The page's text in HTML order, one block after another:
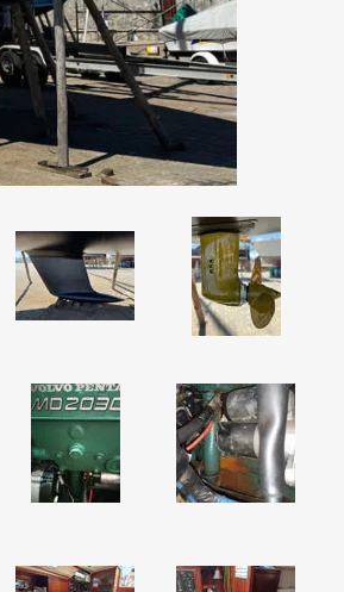
Rodillos
Rotores
SUNCOR STAINLESS